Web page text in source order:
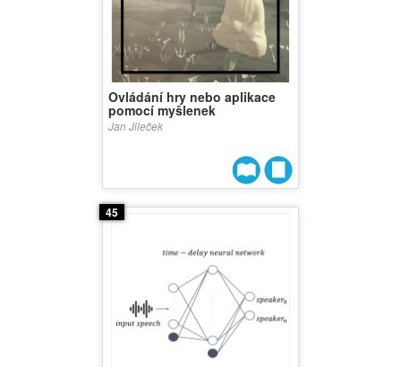
Ovládání hry nebo aplikace
pomocí myšlenek
Jan Jileček
45